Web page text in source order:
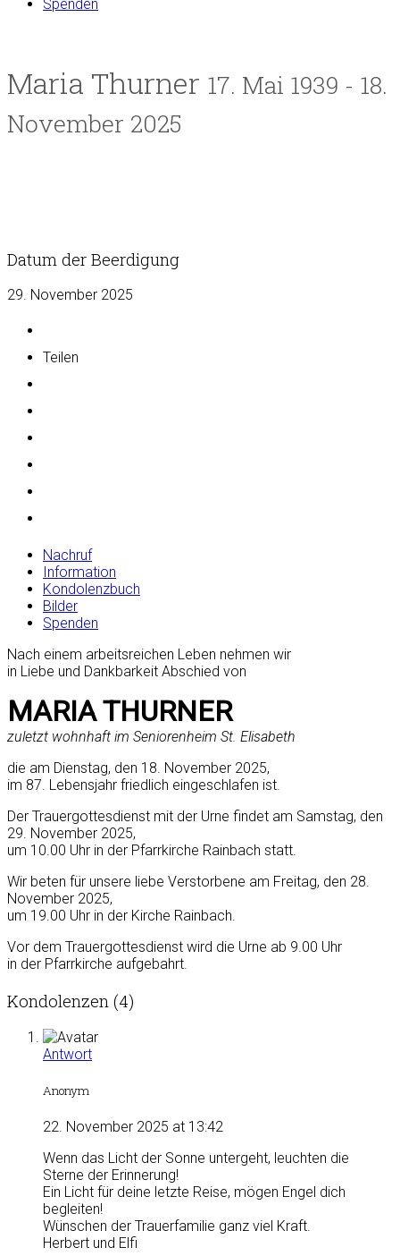
Spenden
Maria Thurner 17. Mai 1939 - 18.
November 2025
Datum der Beerdigung
29. November 2025
Teilen
Nachruf
Information
Kondolenzbuch
Bilder
Spenden
Nach einem arbeitsreichen Leben nehmen wir
in Liebe und Dankbarkeit Abschied von
MARIA THURNER
zuletzt wohnhaft im Seniorenheim St. Elisabeth
die am Dienstag, den 18. November 2025,
im 87. Lebensjahr friedlich eingeschlafen ist.
Der Trauergottesdienst mit der Urne findet am Samstag, den
29. November 2025,
um 10.00 Uhr in der Pfarrkirche Rainbach statt.
Wir beten für unsere liebe Verstorbene am Freitag, den 28.
November 2025,
um 19.00 Uhr in der Kirche Rainbach.
Vor dem Trauergottesdienst wird die Urne ab 9.00 Uhr
in der Pfarrkirche aufgebahrt.
Kondolenzen (4)
Antwort
Anonym
22. November 2025 at 13:42
Wenn das Licht der Sonne untergeht, leuchten die
Sterne der Erinnerung!
Ein Licht für deine letzte Reise, mögen Engel dich
begleiten!
Wünschen der Trauerfamilie ganz viel Kraft.
Herbert und Elfi